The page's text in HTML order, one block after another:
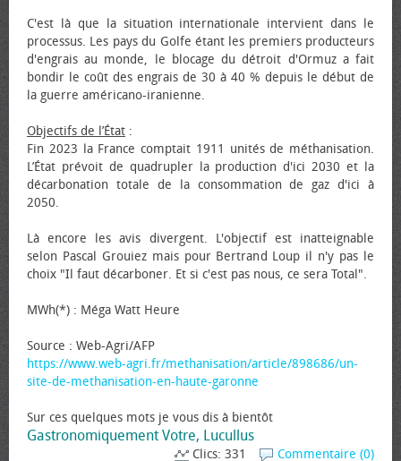
C'est là que la situation internationale intervient dans le
processus. Les pays du Golfe étant les premiers producteurs
d'engrais au monde, le blocage du détroit d'Ormuz a fait
bondir le coût des engrais de 30 à 40 % depuis le début de
la guerre américano-iranienne.
Objectifs de l’État :
Fin 2023 la France comptait 1911 unités de méthanisation.
L’État prévoit de quadrupler la production d'ici 2030 et la
décarbonation totale de la consommation de gaz d'ici à
2050.
Là encore les avis divergent. L'objectif est inatteignable
selon Pascal Grouiez mais pour Bertrand Loup il n'y pas le
choix "Il faut décarboner. Et si c'est pas nous, ce sera Total".
MWh(*) : Méga Watt Heure
Source : Web-Agri/AFP
https://www.web-agri.fr/methanisation/article/898686/un-
site-de-methanisation-en-haute-garonne
Sur ces quelques mots je vous dis à bientôt
Gastronomiquement Votre, Lucullus
Commentaire (0)
Clics: 331